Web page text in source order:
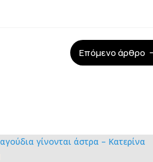
Επόμενο άρθρο